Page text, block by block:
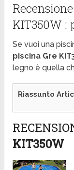
KIT350W :
Se vuoi una
piscina Gre
legno è quella
Riassunto
KIT350W